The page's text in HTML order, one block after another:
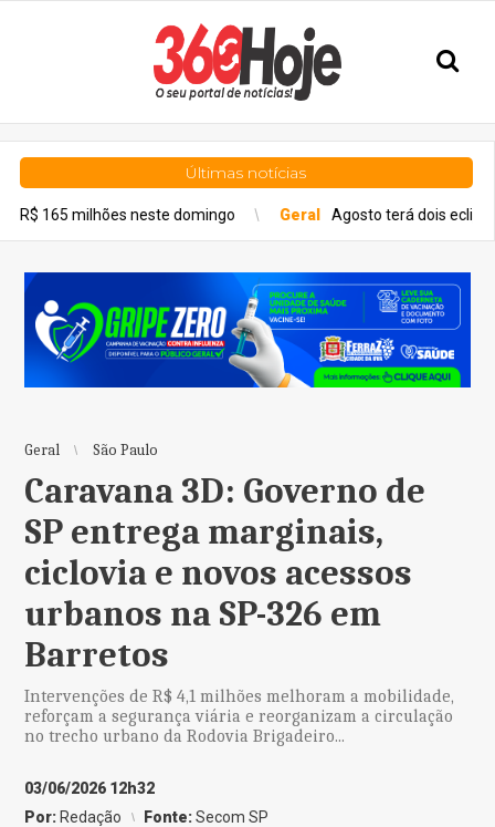
Últimas notícias
neste domingo Geral Agosto terá dois eclipses; saiba como
Geral São Paulo
Caravana 3D: Governo de
SP entrega marginais,
ciclovia e novos acessos
urbanos na SP-326 em
Barretos
Intervenções de R$ 4,1 milhões melhoram a mobilidade,
reforçam a segurança viária e reorganizam a circulação
no trecho urbano da Rodovia Brigadeiro...
03/06/2026 12h32
Por: Redação Fonte:Secom SP